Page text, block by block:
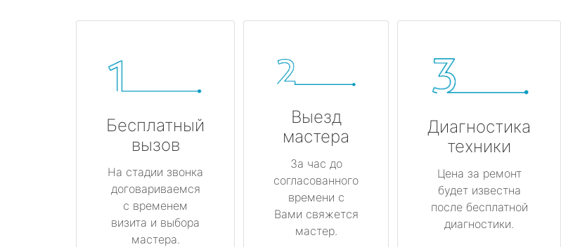
Бесплатный
вызов
На стадии звонка
договариваемся
с временем
визита и выбора
мастера.
Выезд
мастера
За час до
согласованного
времени с
Вами свяжется
мастер.
Диагностика
техники
Цена за ремонт
будет известна
после бесплатной
диагностики.